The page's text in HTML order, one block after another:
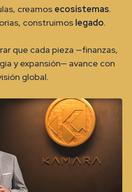
creamos ecosistemas.
construimos legado.
que cada pieza —finanzas,
y expansión— avance con
global.